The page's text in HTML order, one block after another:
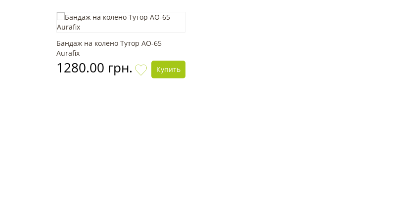
Бандаж на колено Тутор АО-65
Aurafix
1280.00 грн. Купить